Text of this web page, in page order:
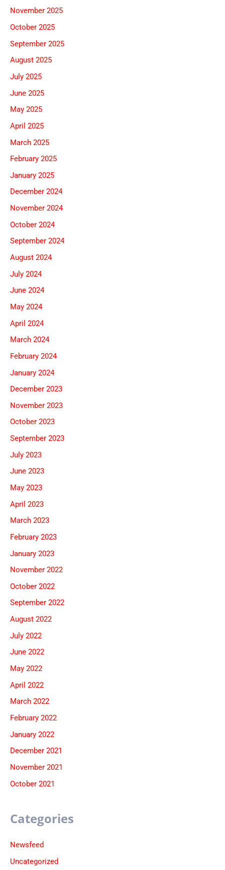
November 2025
October 2025
September 2025
August 2025
July 2025
June 2025
May 2025
April 2025
March 2025
February 2025
January 2025
December 2024
November 2024
October 2024
September 2024
August 2024
July 2024
June 2024
May 2024
April 2024
March 2024
February 2024
January 2024
December 2023
November 2023
October 2023
September 2023
July 2023
June 2023
May 2023
April 2023
March 2023
February 2023
January 2023
November 2022
October 2022
September 2022
August 2022
July 2022
June 2022
May 2022
April 2022
March 2022
February 2022
January 2022
December 2021
November 2021
October 2021
Categories
Newsfeed
Uncategorized